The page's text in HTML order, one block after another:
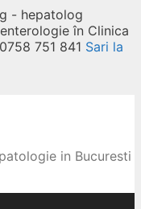
- hepatolog
în Clinica
751 841 Sari la
in Bucuresti